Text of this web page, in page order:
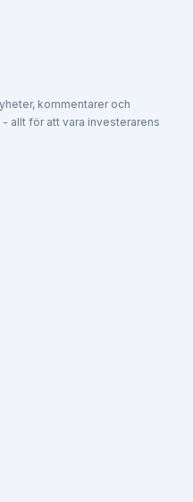
kommentarer och
allt för att vara investerarens